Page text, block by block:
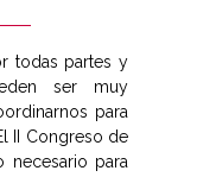
todas partes y
ser muy
para
II Congreso de
necesario para